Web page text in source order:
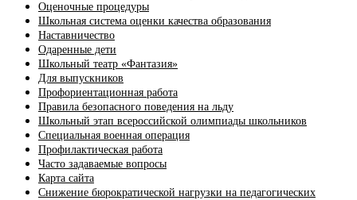
Оценочные процедуры
Школьная система оценки качества образования
Наставничество
Одаренные дети
Школьный театр «Фантазия»
Для выпускников
Профориентационная работа
Правила безопасного поведения на льду
Школьный этап всероссийской олимпиады школьников
Специальная военная операция
Профилактическая работа
Часто задаваемые вопросы
Карта сайта
Снижение бюрократической нагрузки на педагогических